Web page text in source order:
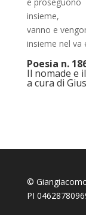
insieme,
vanno e
insieme nel va
Poesia n.
Il nomade e
a cura di
©
PI